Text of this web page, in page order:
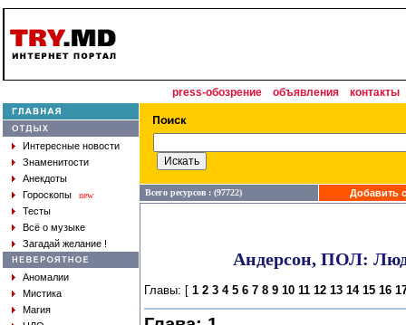
press-обозрение объявления контакты
Интересные новости
Знаменитости
Анекдоты
Гороскопы
new
Тесты
Всё о музыке
Загадай желание !
Аномалии
Мистика
Магия
Всего ресурсов : (97722) Добавить
Андерсон, ПОЛ:
Главы: [ 1 2 3 4 5 6 7 8 9 10 11 12 13 14 15 16